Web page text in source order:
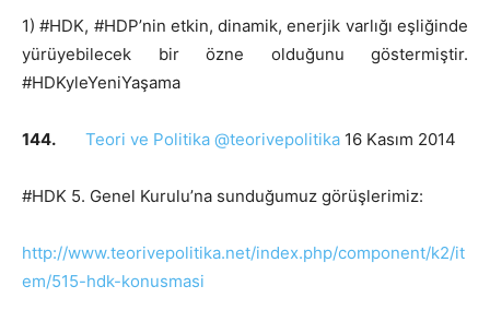
1) #HDK, #HDP’nin etkin, dinamik, enerjik varlığı eşliğinde
yürüyebilecek bir özne olduğunu göstermiştir.
#HDKyleYeniYaşama
144. Teori ve Politika @teorivepolitika 16 Kasım 2014
#HDK 5. Genel Kurulu’na sunduğumuz görüşlerimiz:
http://www.teorivepolitika.net/index.php/component/k2/it
em/515-hdk-konusmasi